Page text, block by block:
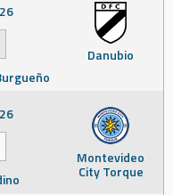
Danubio
Montevideo
City Torque